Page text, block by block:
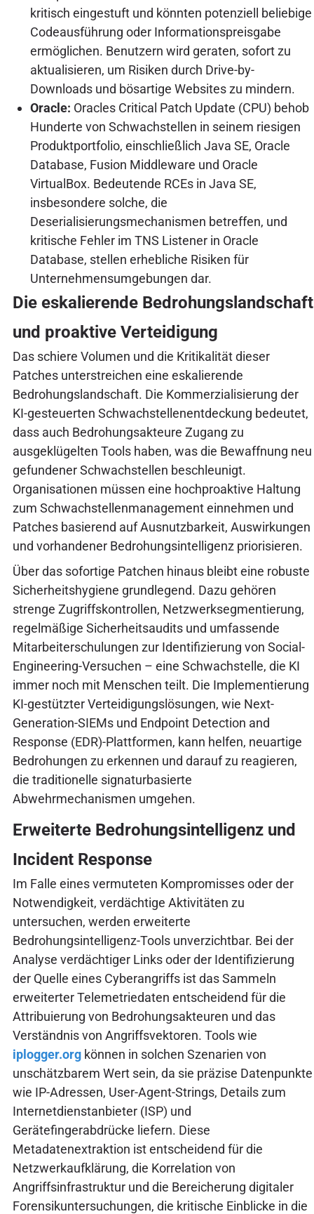
kritisch eingestuft und könnten potenziell beliebige
Codeausführung oder Informationspreisgabe
ermöglichen. Benutzern wird geraten, sofort zu
aktualisieren, um Risiken durch Drive-by-
Downloads und bösartige Websites zu mindern.
Oracle: Oracles Critical Patch Update (CPU) behob
Hunderte von Schwachstellen in seinem riesigen
Produktportfolio, einschließlich Java SE, Oracle
Database, Fusion Middleware und Oracle
VirtualBox. Bedeutende RCEs in Java SE,
insbesondere solche, die
Deserialisierungsmechanismen betreffen, und
kritische Fehler im TNS Listener in Oracle
Database, stellen erhebliche Risiken für
Unternehmensumgebungen dar.
Die eskalierende Bedrohungslandschaft
und proaktive Verteidigung
Das schiere Volumen und die Kritikalität dieser
Patches unterstreichen eine eskalierende
Bedrohungslandschaft. Die Kommerzialisierung der
KI-gesteuerten Schwachstellenentdeckung bedeutet,
dass auch Bedrohungsakteure Zugang zu
ausgeklügelten Tools haben, was die Bewaffnung neu
gefundener Schwachstellen beschleunigt.
Organisationen müssen eine hochproaktive Haltung
zum Schwachstellenmanagement einnehmen und
Patches basierend auf Ausnutzbarkeit, Auswirkungen
und vorhandener Bedrohungsintelligenz priorisieren.
Über das sofortige Patchen hinaus bleibt eine robuste
Sicherheitshygiene grundlegend. Dazu gehören
strenge Zugriffskontrollen, Netzwerksegmentierung,
regelmäßige Sicherheitsaudits und umfassende
Mitarbeiterschulungen zur Identifizierung von Social-
Engineering-Versuchen – eine Schwachstelle, die KI
immer noch mit Menschen teilt. Die Implementierung
KI-gestützter Verteidigungslösungen, wie Next-
Generation-SIEMs und Endpoint Detection and
Response (EDR)-Plattformen, kann helfen, neuartige
Bedrohungen zu erkennen und darauf zu reagieren,
die traditionelle signaturbasierte
Abwehrmechanismen umgehen.
Erweiterte Bedrohungsintelligenz und
Incident Response
Im Falle eines vermuteten Kompromisses oder der
Notwendigkeit, verdächtige Aktivitäten zu
untersuchen, werden erweiterte
Bedrohungsintelligenz-Tools unverzichtbar. Bei der
Analyse verdächtiger Links oder der Identifizierung
der Quelle eines Cyberangriffs ist das Sammeln
erweiterter Telemetriedaten entscheidend für die
Attribuierung von Bedrohungsakteuren und das
Verständnis von Angriffsvektoren. Tools wie
iplogger.orgkönnen in solchen Szenarien von
unschätzbarem Wert sein, da sie präzise Datenpunkte
wie IP-Adressen, User-Agent-Strings, Details zum
Internetdienstanbieter (ISP) und
Gerätefingerabdrücke liefern. Diese
Metadatenextraktion ist entscheidend für die
Netzwerkaufklärung, die Korrelation von
Angriffsinfrastruktur und die Bereicherung digitaler
Forensikuntersuchungen, die kritische Einblicke in die